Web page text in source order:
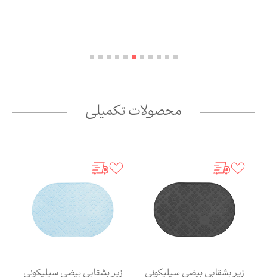
محصولات تکمیلی
زیر بشقابی بیضی سیلیکونی
زیر بشقابی بیضی سیلیکونی